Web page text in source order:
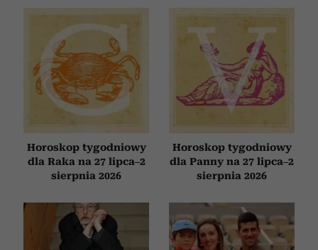
Horoskop tygodniowy
dla Raka na 27 lipca–2
sierpnia 2026
Horoskop tygodniowy
dla Panny na 27 lipca–2
sierpnia 2026